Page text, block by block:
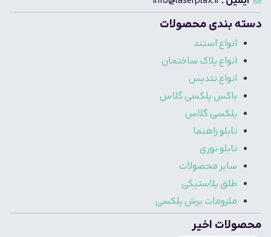
دسته بندی محصولات
انواع استند
انواع پلاک ساختمان
انواع تندیس
باکس پلکسی گلاس
پلکسی گلاس
تابلو راهنما
تابلو نوری
سایر محصولات
طلق پلاستیکی
ملزومات برش پلکسی
محصولات اخیر